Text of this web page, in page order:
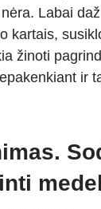
Labai
kartais,
žinoti
ir